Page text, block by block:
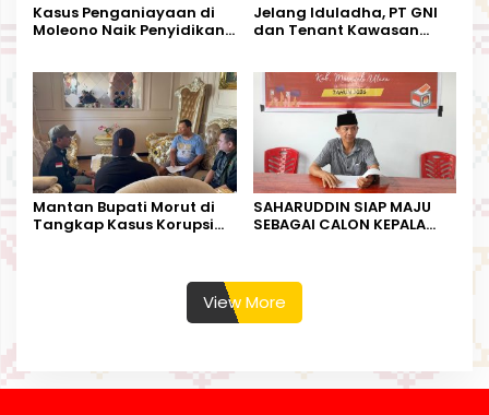
Kasus Penganiayaan di
Moleono Naik Penyidikan,
Jelang Iduladha, PT GNI
dan Tenant Kawasan
Mantan Bupati Morut di
Tangkap Kasus Korupsi
SAHARUDDIN SIAP MAJU
SEBAGAI CALON KEPALA
View More